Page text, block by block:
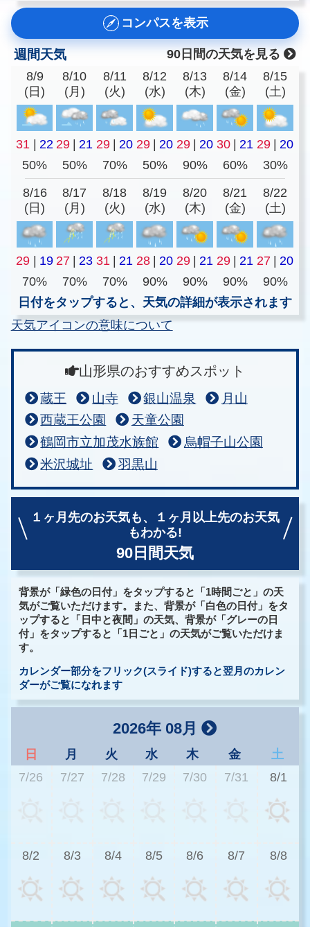
コンパスを表示
週間天気
90日間の天気を見る
8/9
(日)
8/10
(月)
8/11
(火)
8/12
(水)
8/13
(木)
8/14
(金)
8/15
(土)
31 | 22 29 | 21 29 | 20 29 | 20 29 | 20 30 | 21 29 | 20
50%
50% 70% 50% 90% 60% 30%
8/16
(日)
8/17
(月)
8/18
(火)
8/19
(水)
8/20
(木)
8/21
(金)
8/22
(土)
29 | 19 27 | 23 31 | 21 28 | 20 29 | 21 29 | 21 27 | 20
70%
70% 70% 90% 90% 90%
90%
日付をタップすると、天気の詳細が表示されます
天気アイコンの意味について
山形県のおすすめスポット
蔵王 山寺 銀山温泉
月山
西蔵王公園
天童公園
鶴岡市立加茂水族館
烏帽子山公園
米沢城址
羽黒山
１ヶ月先のお天気も、
１ヶ月以上先のお天気
もわかる!
90日間天気
背景が「緑色の日付」をタップすると「1時間ごと」の天
気がご覧いただけます。また、背景が「白色の日付」をタ
ップすると「日中と夜間」の天気、背景が「グレーの日
付」をタップすると「1日ごと」の天気がご覧いただけま
す。
カレンダー部分をフリック(スライド)すると翌月のカレン
ダーがご覧になれます
2026年 08月
日 月 火 水 木 金
土
7/26
7/27 7/28 7/29 7/30 7/31 8/1
8/2 8/3 8/4 8/5 8/6 8/7 8/8